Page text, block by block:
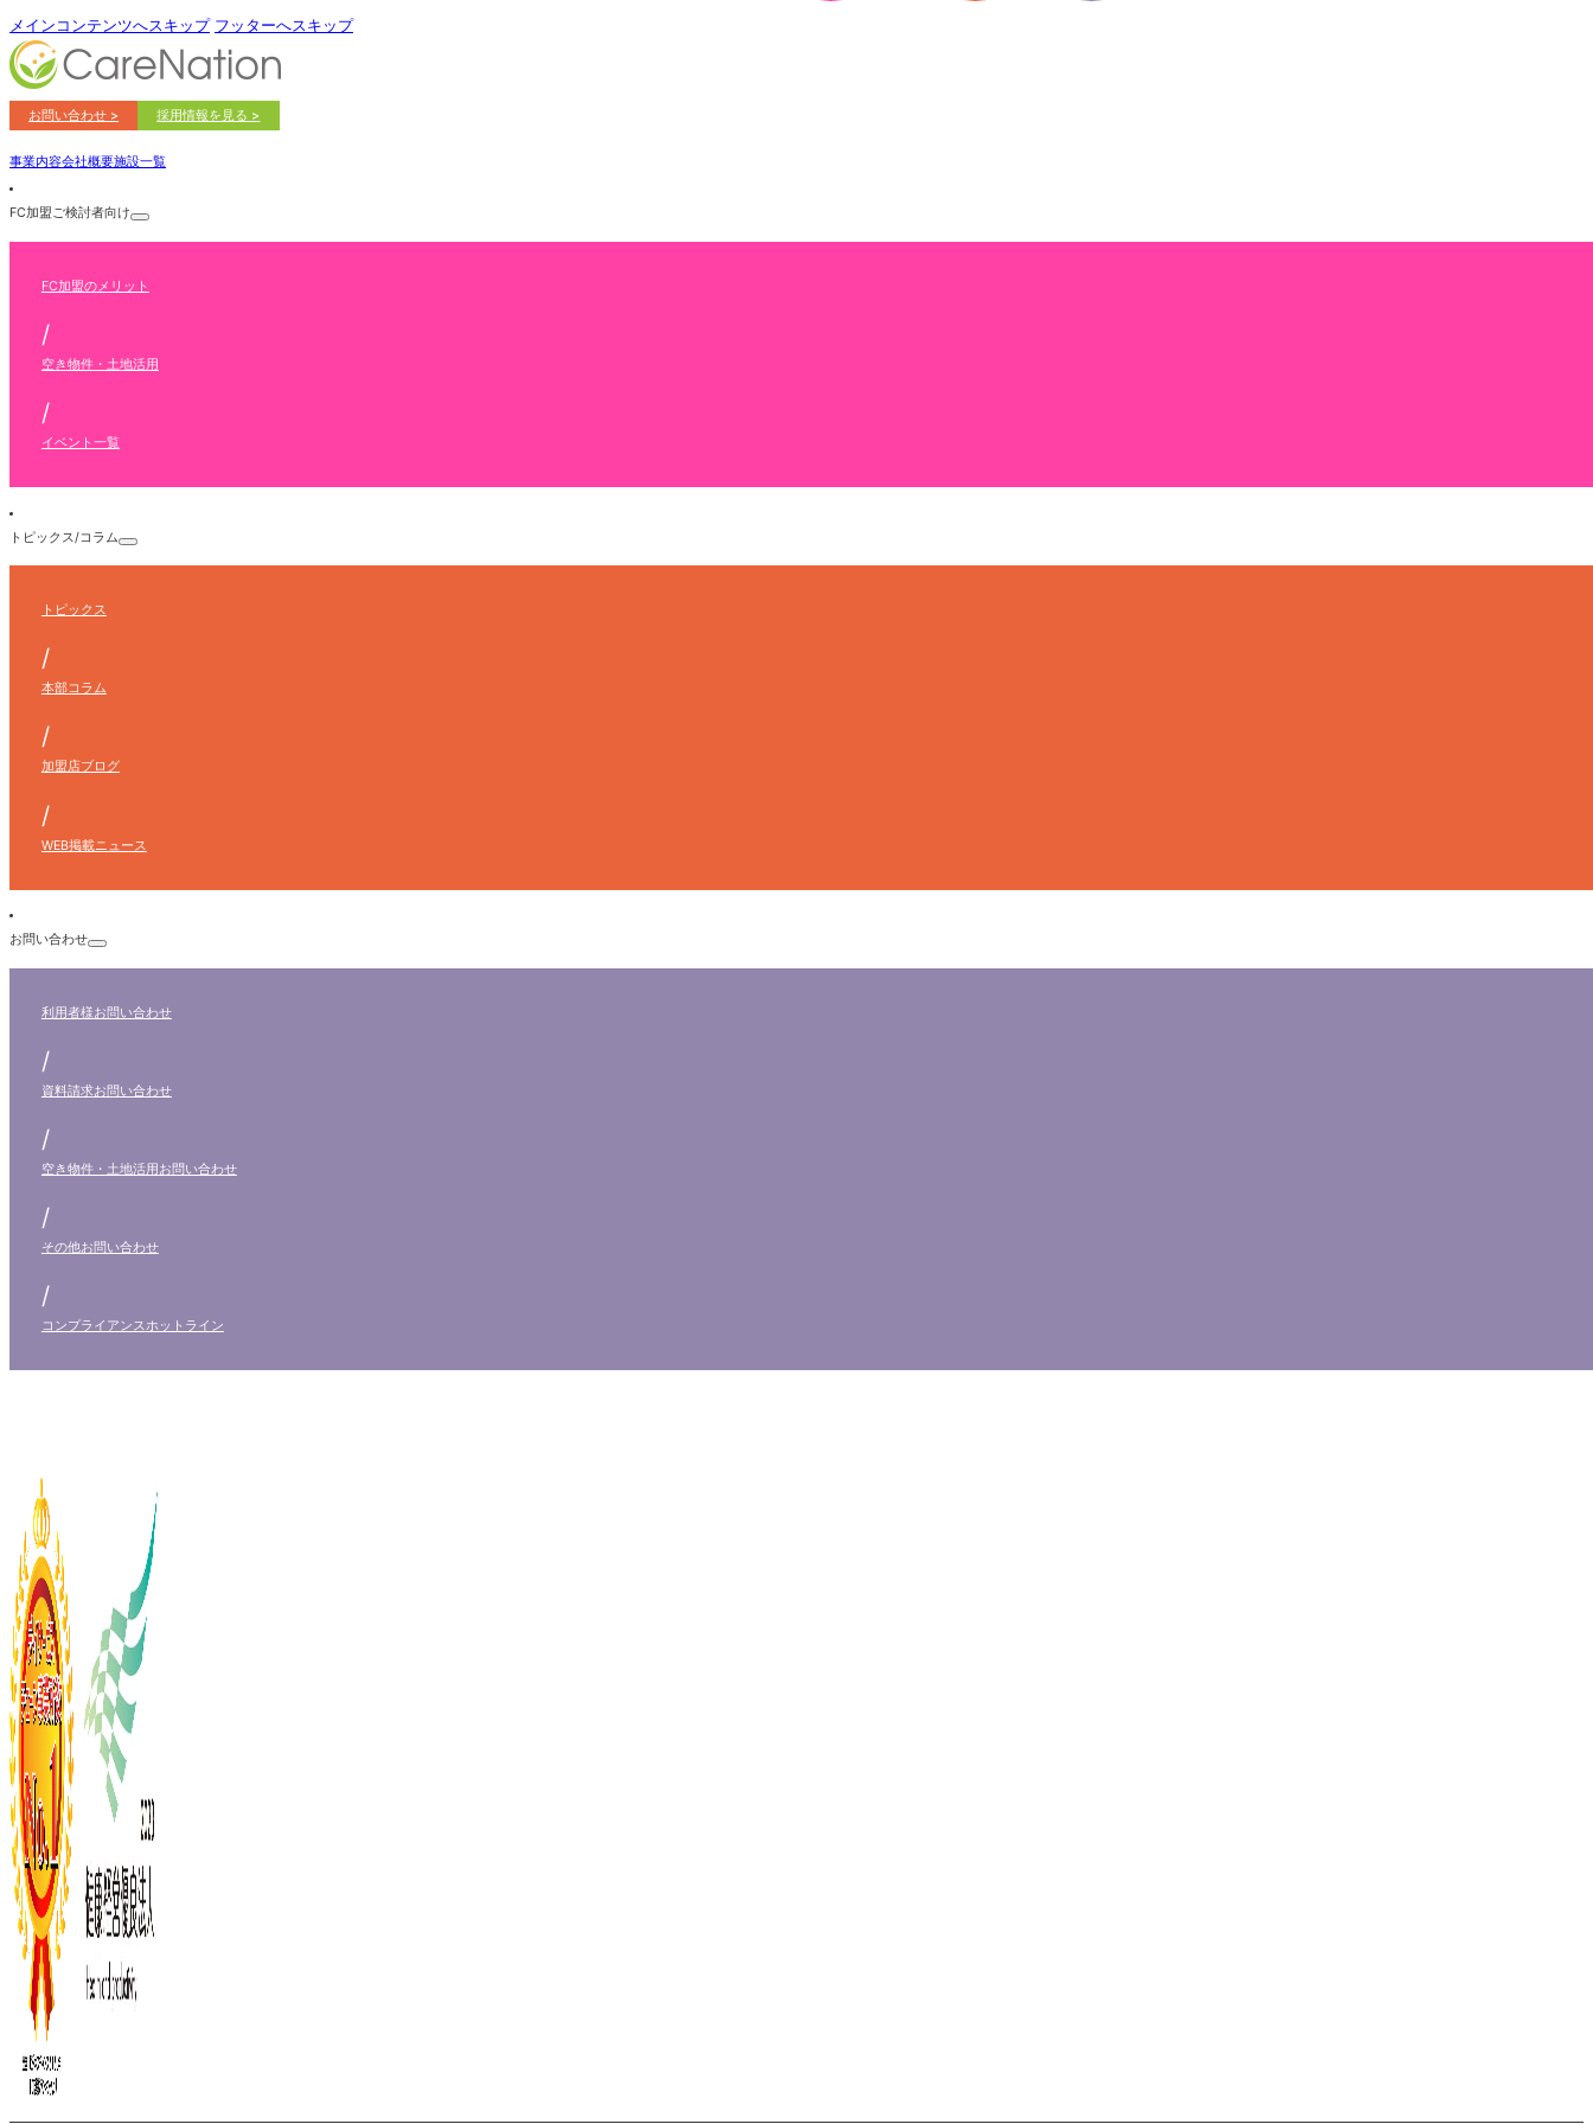
メインコンテンツへスキップ フッターへスキップ
お問い合わせ > 採用情報を見る >
事業内容会社概要施設一覧
FC加盟ご検討者向け
FC加盟のメリット
/
空き物件・土地活用
/
イベント一覧
トピックス/コラム
トピックス
/
本部コラム
/
加盟店ブログ
/
WEB掲載ニュース
お問い合わせ
利用者様お問い合わせ
/
資料請求お問い合わせ
/
空き物件・土地活用お問い合わせ
/
その他お問い合わせ
/
コンプライアンスホットライン